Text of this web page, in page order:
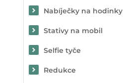
Nabíječky na hodinky
Stativy na mobil
Selfie tyče
Redukce